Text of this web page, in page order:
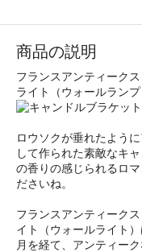
商品の説明
フランスアンティーク
ライト（ウォールラン
ロウソクが垂れたよう
して作られた素敵なキ
の香りの感じられるロ
ださいね。
フランスアンティーク
イト（ウォールライト
月を経て、アンティー